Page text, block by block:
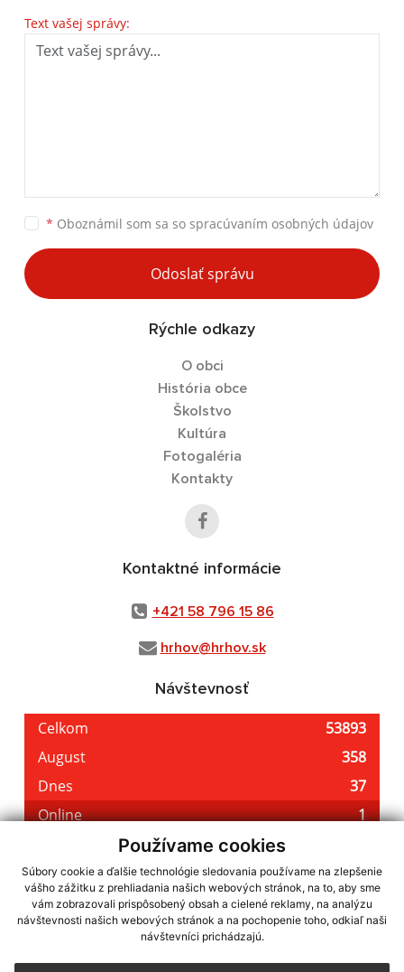
Používame cookies
Súbory cookie a ďalšie technológie sledovania používame na zlepšenie
vášho zážitku z prehliadania našich webových stránok, na to, aby sme
vám zobrazovali prispôsobený obsah a cielené reklamy, na analýzu
návštevnosti našich webových stránok a na pochopenie toho, odkiaľ naši
návštevníci prichádzajú.
Text vašej správy:
* Oboznámil som sa so spracúvaním osobných údajov
Odoslať správu
Rýchle odkazy
O obci
História obce
Školstvo
Kultúra
Fotogaléria
Kontakty
Kontaktné informácie
+421 58 796 15 86
hrhov@hrhov.sk
Návštevnosť
využite možnosť získavania aktuálnych informácií s využitím RSS
CMS systém (redakčný) systém ECHELON 2,Mapa stránok,web portál
webex.digital, s.r.o.,domény,registrácia domény